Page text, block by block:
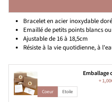
Bracelet en acier inoxydable doré
Emaillé de petits points blancs
Ajustable de 16 à 18,5cm
Résiste à la vie quotidienne, à
Emballage
+
Coeur Etoile